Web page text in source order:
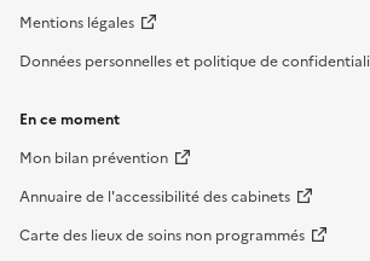
Mentions légales
Données personnelles et politique de
En ce moment
Mon bilan prévention
Annuaire de l'accessibilité des cabinets
Carte des lieux de soins non programmés